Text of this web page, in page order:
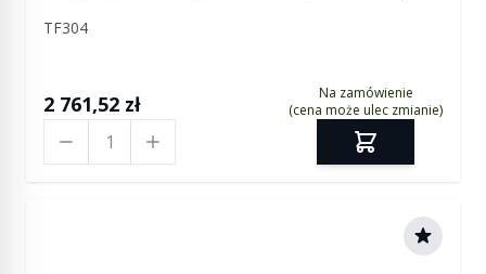
TF304
2 761,52 zł
Na zamówienie
(cena może ulec zmianie)